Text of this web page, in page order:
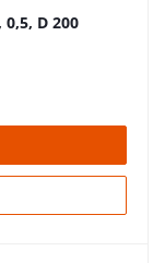
D 200